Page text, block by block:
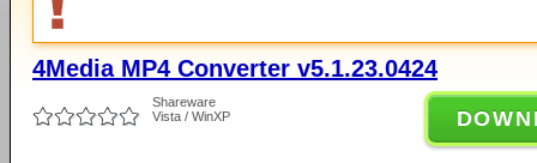
4Media MP4 Converter v5.1.23.0424
Shareware
Vista / WinXP